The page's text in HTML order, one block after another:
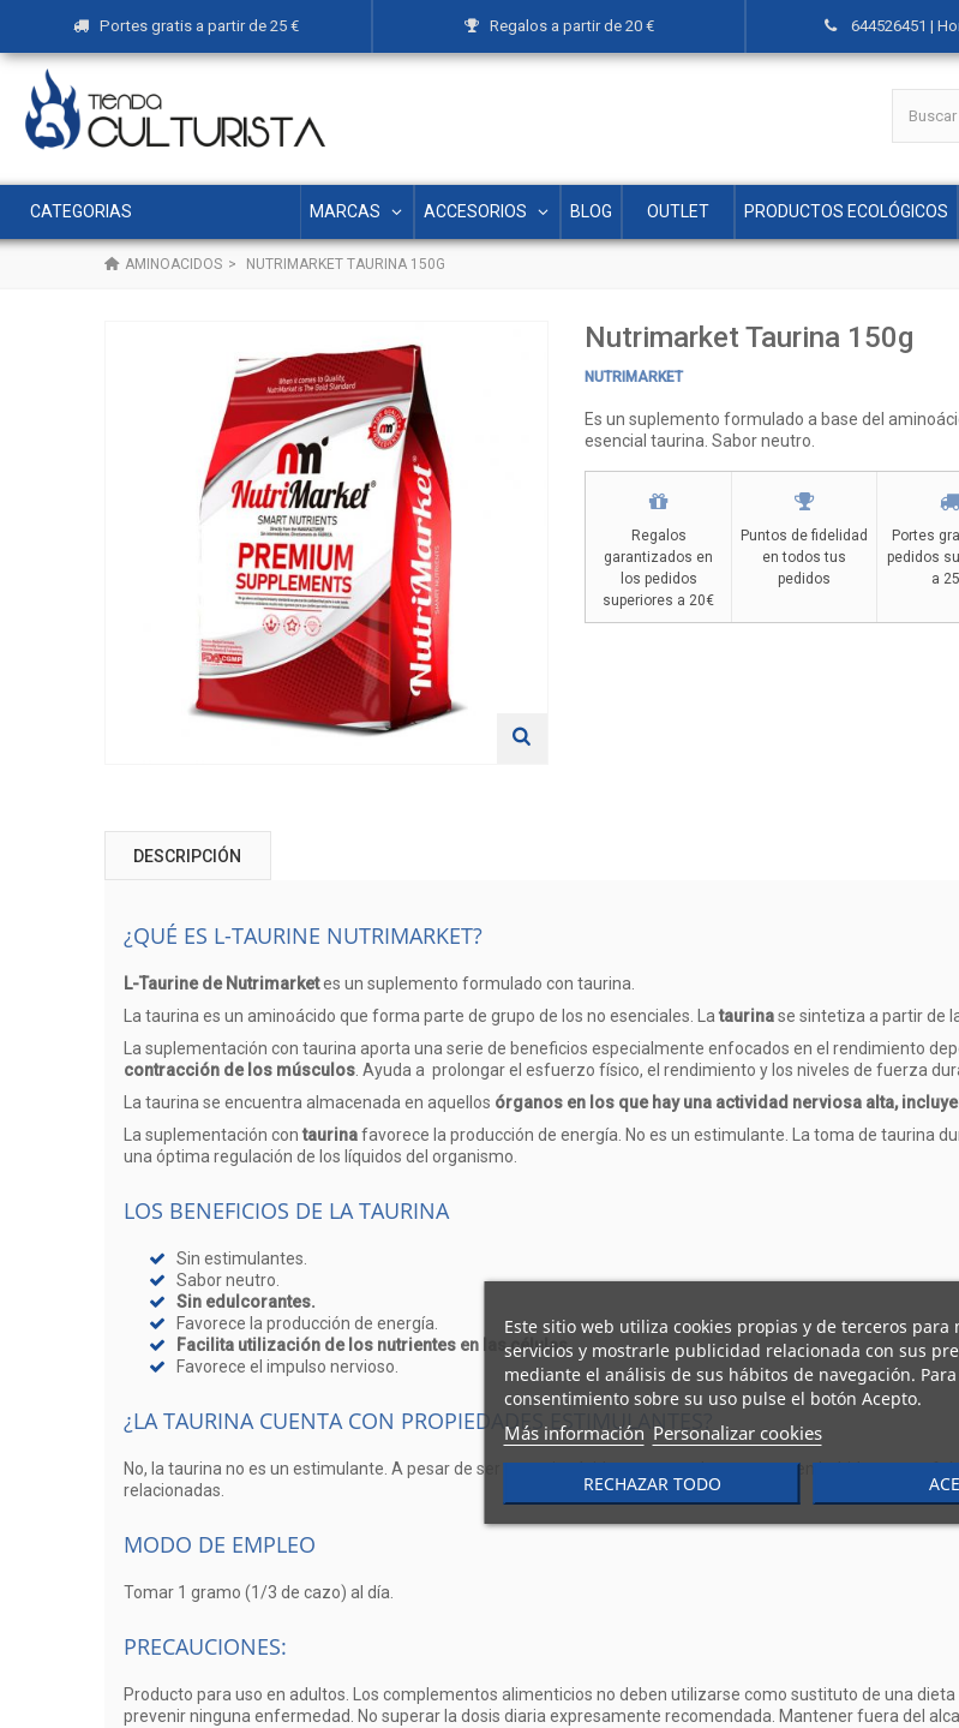
Portes gratis a partir de 25 € Regalos a partir de 20 € 644526451 |
CATEGORIAS MARCAS ACCESORIOS BLOG OUTLET PRODUCTOS ECOLÓGICOS
AMINOACIDOS > NUTRIMARKET TAURINA 150G
Nutrimarket Taurina 150g
NUTRIMARKET
Es un suplemento formulado a base del
esencial taurina. Sabor neutro.
Regalos
garantizados en
los pedidos
superiores a 20€
Puntos de fidelidad
en todos tus
pedidos
Portes
pedidos
a
DESCRIPCIÓN
¿QUÉ ES L-TAURINE NUTRIMARKET?
L-Taurine de Nutrimarketes un suplemento formulado con taurina.
La taurina es un aminoácido que forma parte de grupo de los no esenciales. Lataurinase sintetiza a partir de
La suplementación con taurina aporta una serie de beneficios especialmente enfocados en el rendimiento
contracción de los músculos. Ayuda a prolongar el esfuerzo físico, el rendimiento y los niveles de fuerza
La taurina se encuentra almacenada en aquellos órganos en los que hay una actividad nerviosa alta,
La suplementación contaurinafavorece la producción de energía. No es un estimulante. La toma de taurina
una óptima regulación de los líquidos del organismo.
LOS BENEFICIOS DE LA TAURINA
Sin estimulantes.
Sabor neutro.
Sin edulcorantes.
Favorece la producción de energía.
Facilita utilización de los nutrientes en las células.
Favorece el impulso nervioso.
¿LA TAURINA CUENTA CON PROPIEDADES ESTIMULANTES?
No, la taurina no es un estimulante. A pesar de ser un aminoácido que se suele encontrar en bebidas con
relacionadas.
MODO DE EMPLEO
Tomar 1 gramo (1/3 de cazo) al día.
PRECAUCIONES:
Producto para uso en adultos. Los complementos alimenticios no deben utilizarse como sustituto de una
prevenir ninguna enfermedad. No superar la dosis diaria expresamente recomendada. Mantener fuera del
Este sitio web utiliza cookies propias y de terceros para
servicios y mostrarle publicidad relacionada con sus
mediante el análisis de sus hábitos de navegación.
consentimiento sobre su uso pulse el botón Acepto.
Más información Personalizar cookies
RECHAZAR TODO